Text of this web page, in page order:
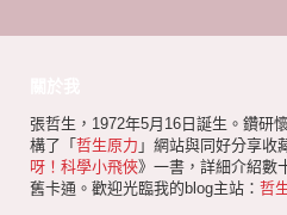
張哲生，1972年5月16日誕生。鑽研
構了「 哲生原力 」網站與同好分享收
呀！科學小飛俠》一書，詳細介紹數
舊卡通。歡迎光臨我的blog主站： 哲